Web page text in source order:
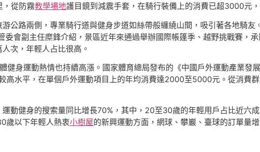
，從防霧教學場地護目鏡到減震手套，在騎行裝備上的消費已超3000元
公路兩側，專業騎行道與健身步道如絲帶般纏繞山間，吸引著各地騎友
會副主任糜鋒介紹，景區近年來通過舉辦國際帳篷季、越野挑戰賽，
次，年輕人占比很高。
健身運動熱情也持續高漲。國家體育總局發布的《中國戶外運動產業
高水平，在單個戶外運動項目上的年均消費達2000至5000元。從消費
動健身的搜索量同比增長70%，其中，20至30歲的年輕用戶占比近六
歲以下年輕人熱衷小樹屋的新興運動方面，網球、攀巖、臺球的訂單量